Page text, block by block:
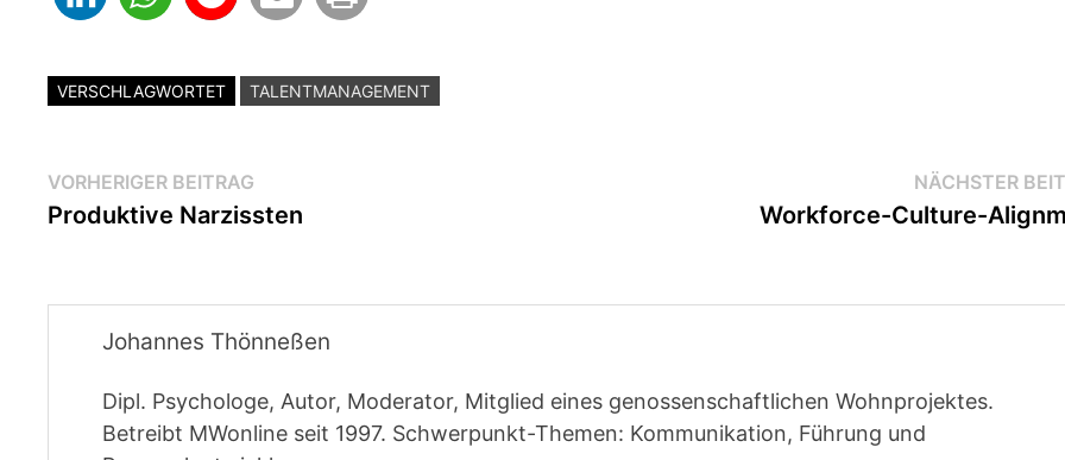
VERSCHLAGWORTET TALENTMANAGEMENT
Beitragsnavigation
VORHERIGER BEITRAG
Beitrag:
Produktive Narzissten
NÄCHSTER
Workforce-Culture-
Johannes Thönneßen
Dipl. Psychologe, Autor, Moderator, Mitglied eines genossenschaftlichen Wohnprojektes.
Betreibt MWonline seit 1997. Schwerpunkt-Themen: Kommunikation, Führung und